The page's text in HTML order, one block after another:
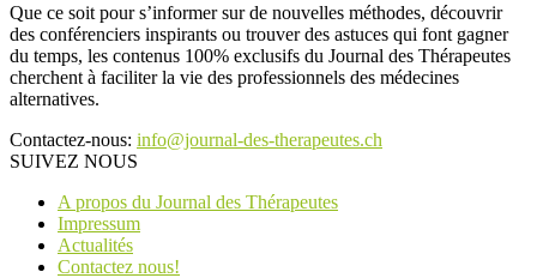
Que ce soit pour s’informer sur de nouvelles méthodes, découvrir
des conférenciers inspirants ou trouver des astuces qui font gagner
du temps, les contenus 100% exclusifs du Journal des Thérapeutes
cherchent à faciliter la vie des professionnels des médecines
alternatives.
Contactez-nous: info@journal-des-therapeutes.ch
SUIVEZ NOUS
A propos du Journal des Thérapeutes
Impressum
Actualités
Contactez nous!